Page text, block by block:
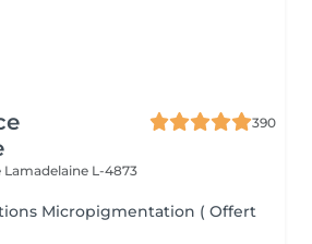
390
Lamadelaine L-4873
Micropigmentation ( Offert